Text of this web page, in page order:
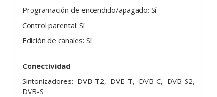
Programación de encendido/apagado: Sí
Control parental: Sí
Edición de canales: Sí
Conectividad
Sintonizadores: DVB-T2, DVB-T, DVB-C, DVB-S2,
DVB-S